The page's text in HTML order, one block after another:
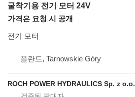
굴착기용 전기 모터 24V
가격은 요청 시 공개
전기 모터
폴란드, Tarnowskie Góry
ROCH POWER HYDRAULICS Sp. z o.o.